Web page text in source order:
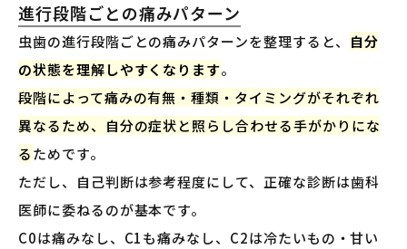
進行段階ごとの痛みパターン
虫歯の進行段階ごとの痛みパターンを整理すると、
自分
の状態を理解しやすくなります。
段階によって痛みの有無・種類・タイミングがそれぞれ
異なるため、自分の症状と照らし合わせる手がかりにな
るためです。
ただし、自己判断は参考程度にして、正確な診断は歯科
医師に委ねるのが基本です。
C0は痛みなし、C1も痛みなし、C2は冷たいもの・甘い